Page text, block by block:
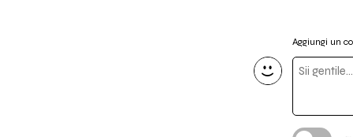
Aggiungi un